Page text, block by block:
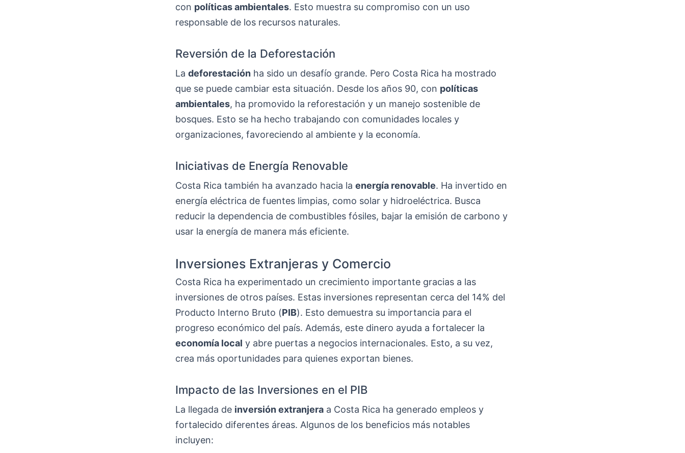
con políticas ambientales. Esto muestra su compromiso con un uso
responsable de los recursos naturales.
Reversión de la Deforestación
La deforestación ha sido un desafío grande. Pero Costa Rica ha mostrado
que se puede cambiar esta situación. Desde los años 90, con políticas
ambientales, ha promovido la reforestación y un manejo sostenible de
bosques. Esto se ha hecho trabajando con comunidades locales y
organizaciones, favoreciendo al ambiente y la economía.
Iniciativas de Energía Renovable
Costa Rica también ha avanzado hacia la energía renovable. Ha invertido en
energía eléctrica de fuentes limpias, como solar y hidroeléctrica. Busca
reducir la dependencia de combustibles fósiles, bajar la emisión de carbono y
usar la energía de manera más eficiente.
Inversiones Extranjeras y Comercio
Costa Rica ha experimentado un crecimiento importante gracias a las
inversiones de otros países. Estas inversiones representan cerca del 14% del
Producto Interno Bruto (PIB). Esto demuestra su importancia para el
progreso económico del país. Además, este dinero ayuda a fortalecer la
economía local y abre puertas a negocios internacionales. Esto, a su vez,
crea más oportunidades para quienes exportan bienes.
Impacto de las Inversiones en el PIB
La llegada de inversión extranjera a Costa Rica ha generado empleos y
fortalecido diferentes áreas. Algunos de los beneficios más notables
incluyen: